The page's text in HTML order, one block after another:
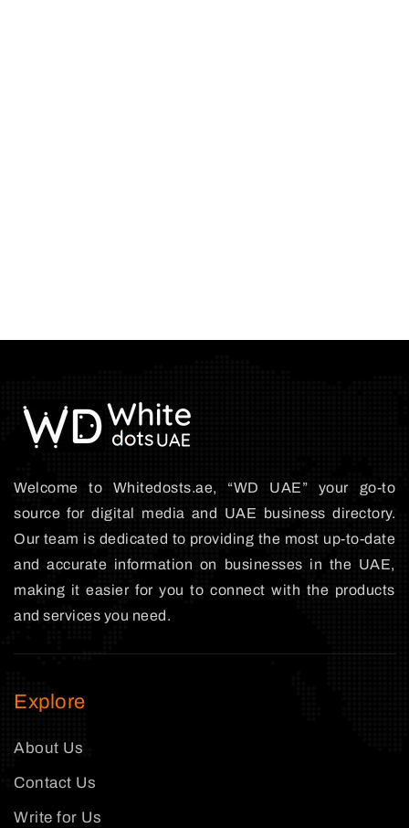
Welcome to Whitedosts.ae, “WD UAE” your go-to
source for digital media and UAE business directory.
Our team is dedicated to providing the most up-to-date
and accurate information on businesses in the UAE,
making it easier for you to connect with the products
and services you need.
Explore
About Us
Contact Us
Write for Us